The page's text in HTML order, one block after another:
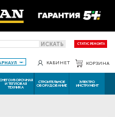
ИСКАТЬ СТАТУС РЕМОНТА
КАБИНЕТ КОРЗИНА
СНЕГОУБОРОЧНАЯ
И ТЕПЛОВАЯ
ТЕХНИКА
СТРОИТЕЛЬНОЕ
ОБОРУДОВАНИЕ
ЭЛЕКТРО
ИНСТРУМЕНТ